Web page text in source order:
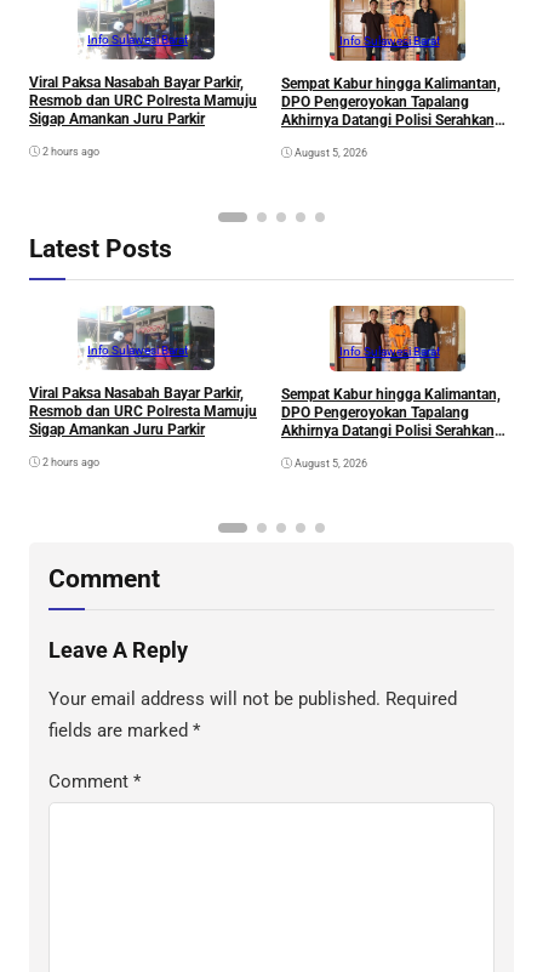
Info Sulawesi Barat
Viral Paksa Nasabah Bayar Parkir,
Resmob dan URC Polresta Mamuju
Sigap Amankan Juru Parkir
2 hours ago
Info Sulawesi Barat
Sempat Kabur hingga Kalimantan,
DPO Pengeroyokan Tapalang
Akhirnya Datangi Polisi Serahkan
August 5, 2026
Latest Posts
Info Sulawesi Barat
Viral Paksa Nasabah Bayar Parkir,
Resmob dan URC Polresta Mamuju
Sigap Amankan Juru Parkir
2 hours ago
Info Sulawesi Barat
Sempat Kabur hingga Kalimantan,
DPO Pengeroyokan Tapalang
Akhirnya Datangi Polisi Serahkan
August 5, 2026
Comment
Leave A Reply
Your email address will not be published. Required
fields are marked *
Comment *